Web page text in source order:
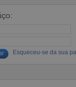
Esqueceu-se da sua